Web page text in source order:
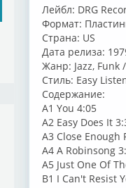
Лейбл: DRG
Формат:
Страна: US
Дата релиза:
Жанр: Jazz, Funk
Стиль: Easy
Содержание:
A1 You 4:05
A2 Easy Does It
A3 Close Enough
A4 A Robinsong
A5 Just One Of
B1 I Can't Resist